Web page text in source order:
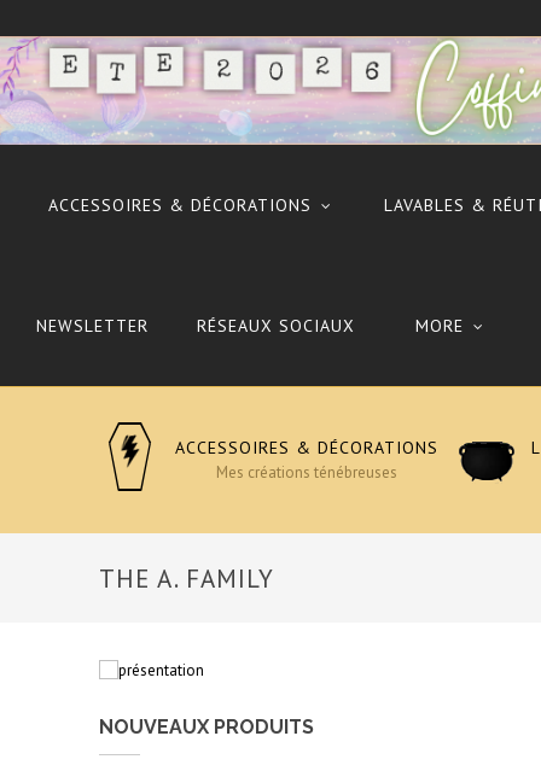
ACCESSOIRES & DÉCORATIONS LAVABLES &
NEWSLETTER RÉSEAUX SOCIAUX MORE
ACCESSOIRES & DÉCORATIONS
Mes créations ténébreuses
THE A. FAMILY
NOUVEAUX PRODUITS